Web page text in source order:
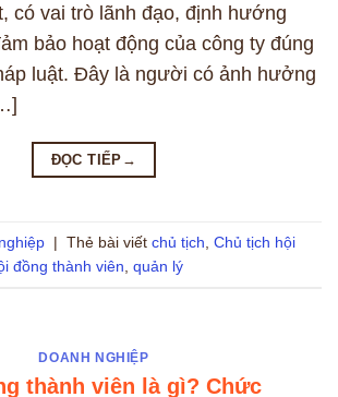
có vai trò lãnh đạo, định hướng
bảo hoạt động của công ty đúng
luật. Đây là người có ảnh hưởng
ĐỌC TIẾP →
| Thẻ bài viết chủ tịch Chủ tịch hội
đồng thành viên quản lý
DOANH NGHIỆP
thành viên là gì? Chức